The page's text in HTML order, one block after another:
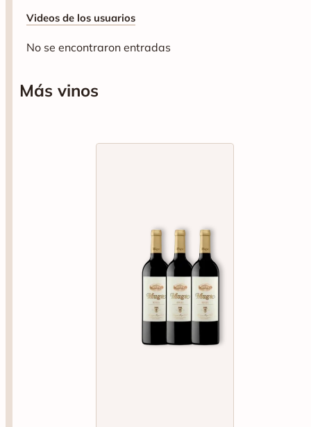
Videos de los usuarios
No se encontraron entradas
Más vinos